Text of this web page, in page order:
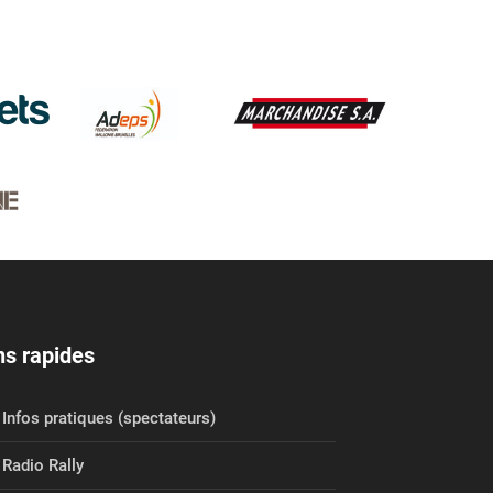
rapides
Infos pratiques (spectateurs)
Radio Rally